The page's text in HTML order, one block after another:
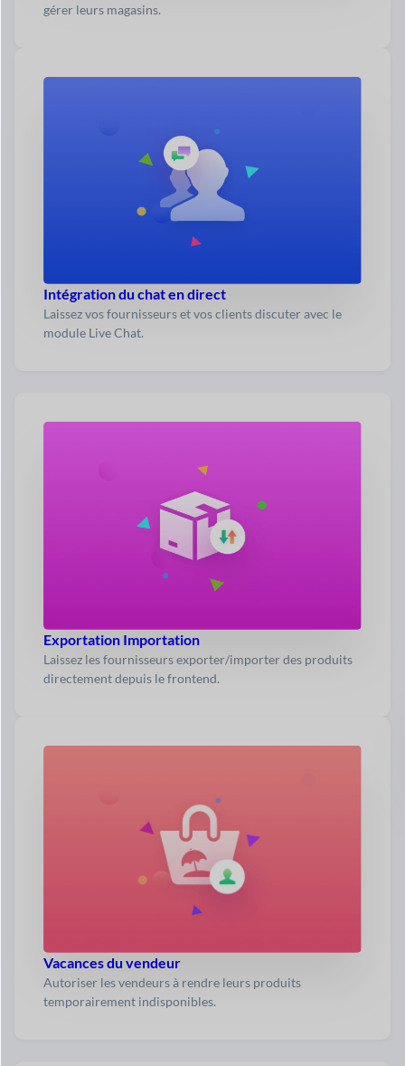
gérer leurs magasins.
Intégration du chat en direct
Laissez vos fournisseurs et vos clients discuter avec le
module Live Chat.
Exportation Importation
Laissez les fournisseurs exporter/importer des produits
directement depuis le frontend.
Vacances du vendeur
Autoriser les vendeurs à rendre leurs produits
temporairement indisponibles.